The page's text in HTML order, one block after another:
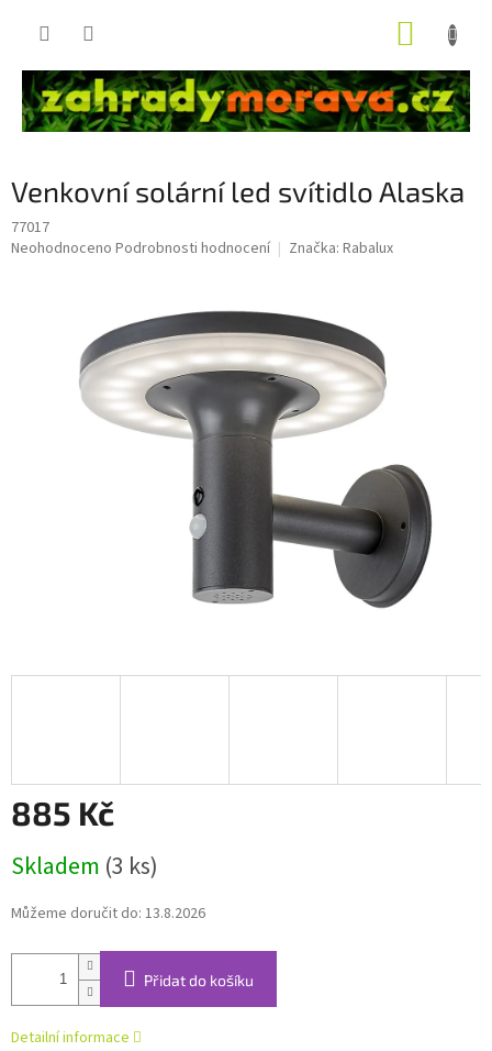
Venkovní solární led svítidlo Alaska
77017
Průměrné
hvězdiček.
Neohodnoceno Podrobnosti hodnocení Značka: Rabalux
885 Kč
cena:
Skladem (3 ks)
Můžeme doručit do: 13.8.2026
Přidat do košíku
Detailní informace